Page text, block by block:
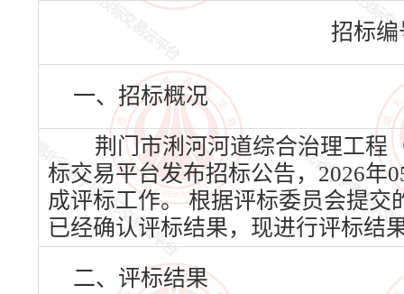
招标编
一、招标概况
荆门市浰河河道综合治理工程
标交易平台发布招标公告，2026年
成评标工作。 根据评标委员会提
已经确认评标结果，现进行评标结
二、评标结果